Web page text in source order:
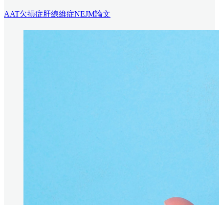
AAT欠損症肝線維症NEJM論文